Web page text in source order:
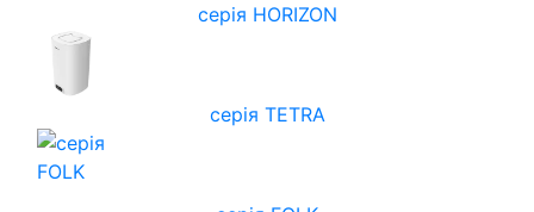
cерія HORIZON
серія TETRA